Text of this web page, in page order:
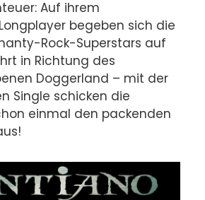
Auf ihrem
begeben sich die
Rock-Superstars auf
in Richtung des
Doggerland – mit der
Single schicken die
einmal den packenden